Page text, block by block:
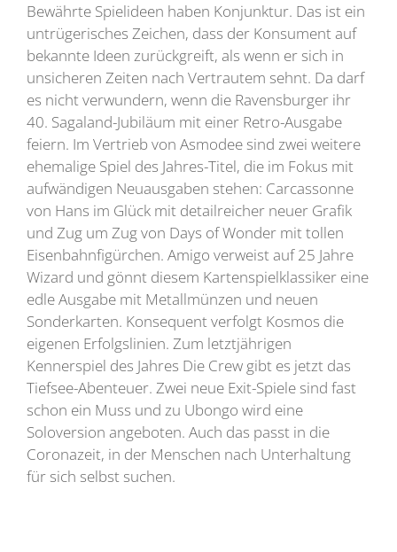
Bewährte Spielideen haben Konjunktur. Das ist ein
untrügerisches Zeichen, dass der Konsument auf
bekannte Ideen zurückgreift, als wenn er sich in
unsicheren Zeiten nach Vertrautem sehnt. Da darf
es nicht verwundern, wenn die Ravensburger ihr
40. Sagaland-Jubiläum mit einer Retro-Ausgabe
feiern. Im Vertrieb von Asmodee sind zwei weitere
ehemalige Spiel des Jahres-Titel, die im Fokus mit
aufwändigen Neuausgaben stehen: Carcassonne
von Hans im Glück mit detailreicher neuer Grafik
und Zug um Zug von Days of Wonder mit tollen
Eisenbahnfigürchen. Amigo verweist auf 25 Jahre
Wizard und gönnt diesem Kartenspielklassiker eine
edle Ausgabe mit Metallmünzen und neuen
Sonderkarten. Konsequent verfolgt Kosmos die
eigenen Erfolgslinien. Zum letztjährigen
Kennerspiel des Jahres Die Crew gibt es jetzt das
Tiefsee-Abenteuer. Zwei neue Exit-Spiele sind fast
schon ein Muss und zu Ubongo wird eine
Soloversion angeboten. Auch das passt in die
Coronazeit, in der Menschen nach Unterhaltung
für sich selbst suchen.